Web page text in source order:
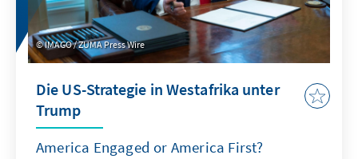
IMAGO / ZUMA Press Wire
Die US-Strategie in Westafrika unter
Trump
America Engaged or America First?